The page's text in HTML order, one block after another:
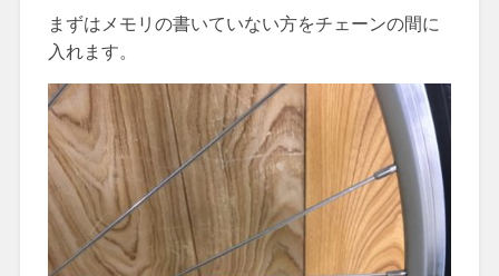
まずはメモリの書いていない方をチェーンの間に
入れます。